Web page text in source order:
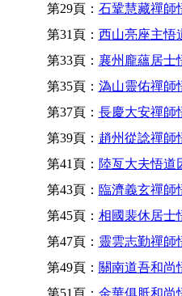
第29頁： 石鞏慧藏禪師
第31頁： 西山亮座主悟
第33頁： 襄州龐蘊居士
第35頁： 溈山靈佑禪師
第37頁： 長慶大安禪師
第39頁： 趙州從諗禪師
第41頁： 陸亙大夫悟道
第43頁： 臨濟義玄禪師
第45頁： 相國裴休居士
第47頁： 靈雲志勤禪師
第49頁： 關南道吾和尚
第51頁： 金華俱胝和尚